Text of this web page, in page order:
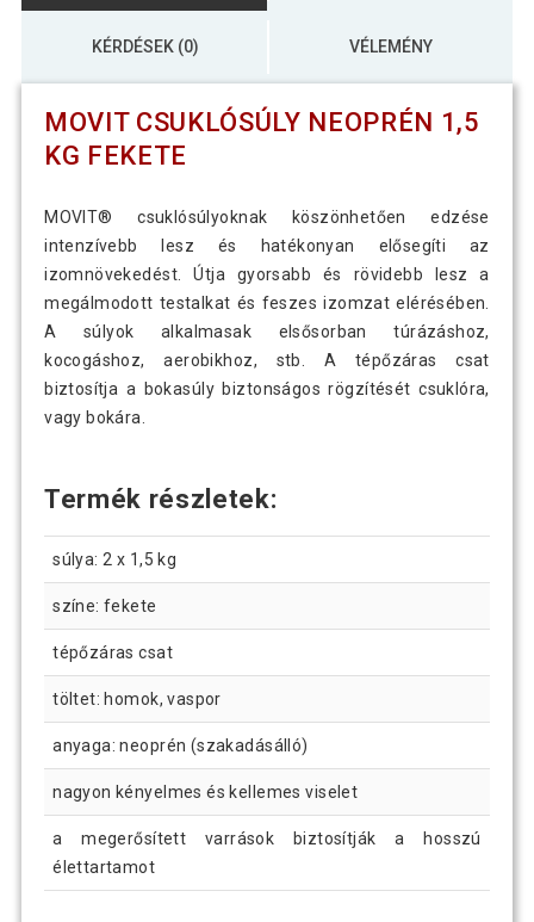
KÉRDÉSEK (0) VÉLEMÉNY
MOVIT CSUKLÓSÚLY NEOPRÉN 1,5
KG FEKETE
MOVIT® csuklósúlyoknak köszönhetően edzése
intenzívebb lesz és hatékonyan elősegíti az
izomnövekedést. Útja gyorsabb és rövidebb lesz a
megálmodott testalkat és feszes izomzat elérésében.
A súlyok alkalmasak elsősorban túrázáshoz,
kocogáshoz, aerobikhoz, stb. A tépőzáras csat
biztosítja a bokasúly biztonságos rögzítését csuklóra,
vagy bokára.
Termék részletek:
súlya: 2 x 1,5 kg
színe: fekete
tépőzáras csat
töltet: homok, vaspor
anyaga: neoprén (szakadásálló)
nagyon kényelmes és kellemes viselet
a megerősített varrások biztosítják a hosszú
élettartamot